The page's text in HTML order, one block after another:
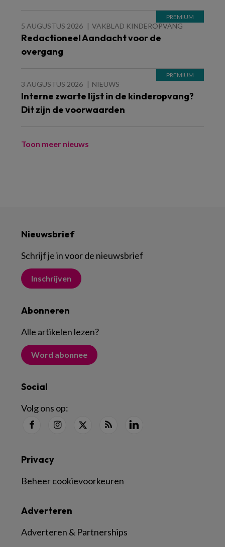
5 AUGUSTUS 2026 VAKBLAD KINDEROPVANG
Redactioneel Aandacht voor de
overgang
3 AUGUSTUS 2026 NIEUWS
Interne zwarte lijst in de kinderopvang?
Dit zijn de voorwaarden
Toon meer nieuws
Nieuwsbrief
Schrijf je in voor de nieuwsbrief
Inschrijven
Abonneren
Alle artikelen lezen?
Word abonnee
Social
Volg ons op:
Adverteren
Adverteren & Partnerships
Privacy
Beheer cookievoorkeuren